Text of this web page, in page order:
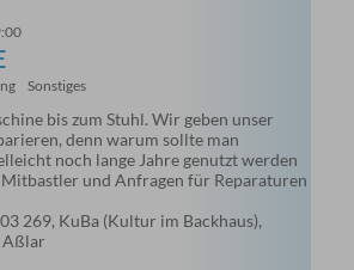
Sonstiges
bis zum Stuhl. Wir geben unser
denn warum sollte man
noch lange Jahre genutzt werden
und Anfragen für Reparaturen
269, KuBa (Kultur im Backhaus),
Aßlar